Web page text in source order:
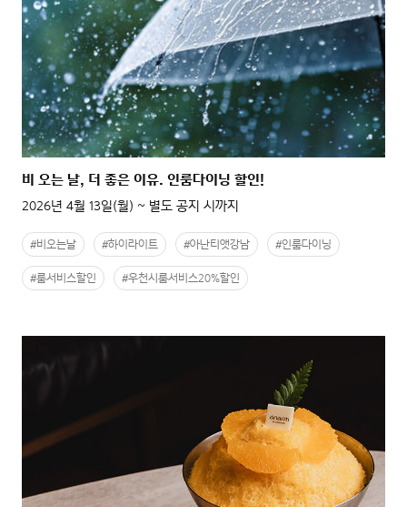
비 오는 날, 더 좋은 이유. 인룸다이닝 할인!
2026년 4월 13일(월) ~ 별도 공지 시까지
#비오는날 #하이라이트 #아난티앳강남 #인룸다이닝
#룸서비스할인 #우천시룸서비스20%할인